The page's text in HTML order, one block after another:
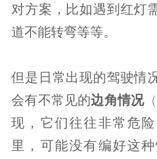
对方案，比如遇到红灯
道不能转弯等等。
但是日常出现的驾驶情
会有不常见的边角情况
现，它们往往非常危
里，可能没有编好这